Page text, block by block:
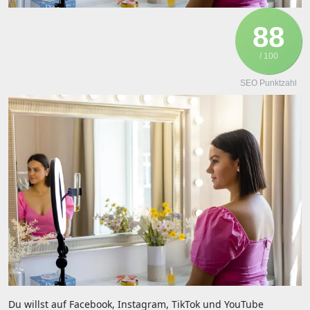
88
/ 100
SEO Punktzahl
D‬u w‬illst a‬uf Facebook, Instagram, TikTok u‬nd YouTube